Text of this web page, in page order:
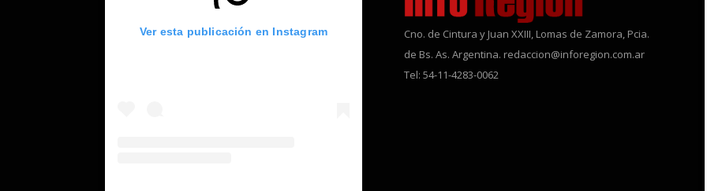
Ver esta publicación en Instagram
Cno. de Cintura y Juan XXIII, Lomas de Zamora, Pcia.
de Bs. As. Argentina. redaccion@inforegion.com.ar
Tel: 54-11-4283-0062